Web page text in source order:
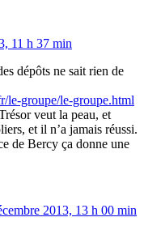
11 h 37 min
dépôts ne sait rien de
le-groupe/le-groupe.html
veut la peau, et
et il n’a jamais réussi.
de Bercy ça donne une
2013, 13 h 00 min